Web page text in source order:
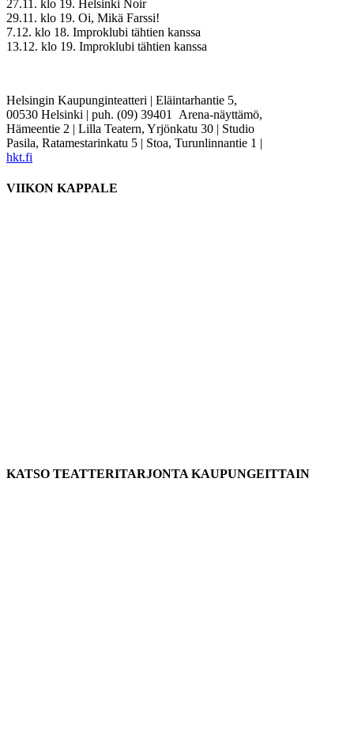
27.11. klo 19. Helsinki Noir
29.11. klo 19. Oi, Mikä Farssi!
7.12. klo 18. Improklubi tähtien kanssa
13.12. klo 19. Improklubi tähtien kanssa
Helsingin Kaupunginteatteri | Eläintarhantie 5,
00530 Helsinki | puh. (09) 39401 Arena-näyttämö,
Hämeentie 2 | Lilla Teatern, Yrjönkatu 30 | Studio
Pasila, Ratamestarinkatu 5 | Stoa, Turunlinnantie 1 |
hkt.fi
VIIKON KAPPALE
KATSO TEATTERITARJONTA KAUPUNGEITTAIN